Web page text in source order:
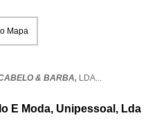
Mapa
& BARBA, LDA...
E Moda, Unipessoal, Lda